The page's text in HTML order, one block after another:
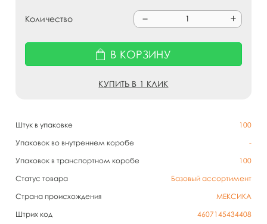
Штук в упаковке
100
Упаковок во внутреннем коробе
-
Упаковок в транспортном коробе
100
Статус товара
Базовый ассортимент
Страна происхождения
МЕКСИКА
Штрих код
4607145434408
Количество
В КОРЗИНУ
КУПИТЬ В 1 КЛИК